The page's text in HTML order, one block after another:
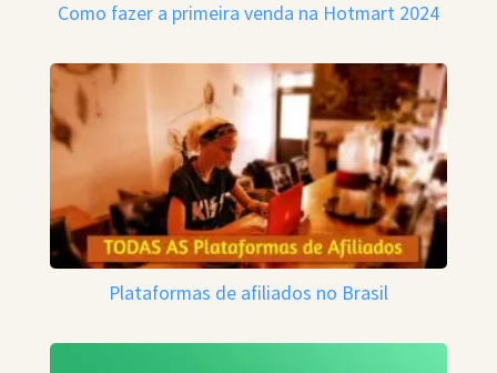
Como fazer a primeira venda na Hotmart 2024
Plataformas de afiliados no Brasil